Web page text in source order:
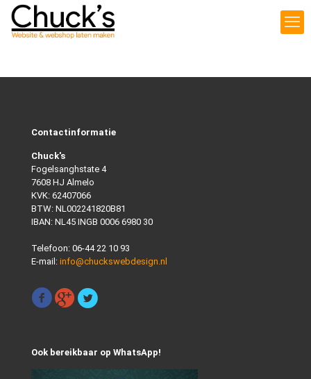
Contactinformatie
Chuck's
Fogelsanghstate 4
7608 HJ Almelo
KVK: 62407066
BTW: NL002241820B81
IBAN: NL45 INGB 0006 6980 30
Telefoon: 06-44 22 10 93
E-mail: info@chuckswebdesign.nl
Ook bereikbaar op WhatsApp!